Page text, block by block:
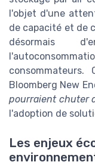
l'objet d'une
de capacité et de
désormais
Bloomberg New
pourraient chuter
l'adoption de
Les enjeux